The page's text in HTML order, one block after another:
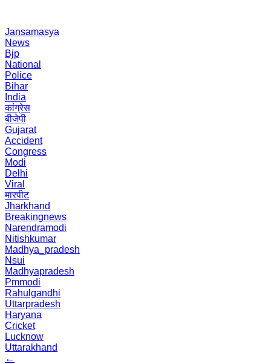
Jansamasya
News
Bjp
National
Police
Bihar
India
कांग्रेस
बीजेपी
Gujarat
Accident
Congress
Modi
Delhi
Viral
मारपीट
Jharkhand
Breakingnews
Narendramodi
Nitishkumar
Madhya_pradesh
Nsui
Madhyapradesh
Pmmodi
Rahulgandhi
Uttarpradesh
Haryana
Cricket
Lucknow
Uttarakhand
←